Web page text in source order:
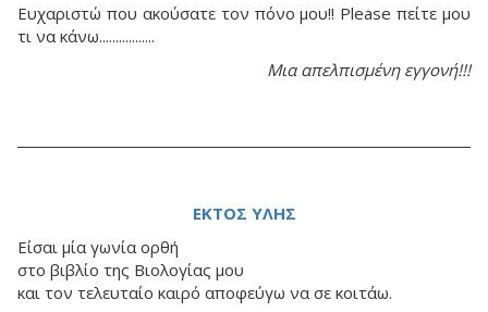
Ευχαριστώ που ακούσατε τον πόνο μου!! Please πείτε μου
τι να κάνω.................
Μια απελπισμένη εγγονή!!!
ΕΚΤΟΣ ΥΛΗΣ
Είσαι μία γωνία ορθή
στο βιβλίο της Βιολογίας μου
και τον τελευταίο καιρό αποφεύγω να σε κοιτάω.